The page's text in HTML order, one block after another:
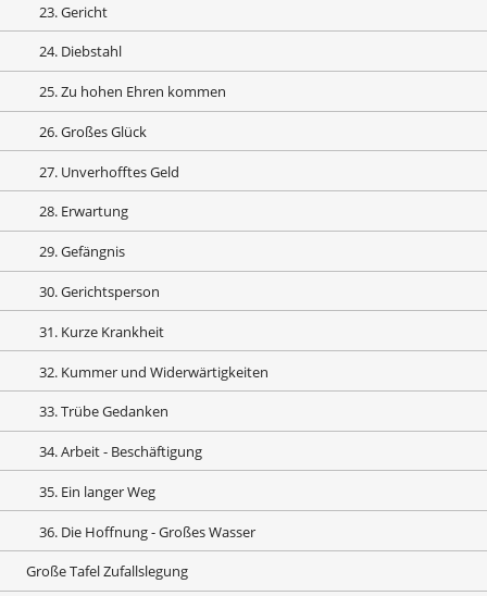
23. Gericht
24. Diebstahl
25. Zu hohen Ehren kommen
26. Großes Glück
27. Unverhofftes Geld
28. Erwartung
29. Gefängnis
30. Gerichtsperson
31. Kurze Krankheit
32. Kummer und Widerwärtigkeiten
33. Trübe Gedanken
34. Arbeit - Beschäftigung
35. Ein langer Weg
36. Die Hoffnung - Großes Wasser
Große Tafel Zufallslegung